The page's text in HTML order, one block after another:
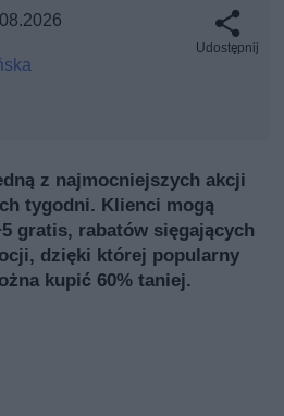
Udostępnij
z najmocniejszych akcji
tygodni. Klienci mogą
gratis, rabatów sięgających
dzięki której popularny
kupić 60% taniej.